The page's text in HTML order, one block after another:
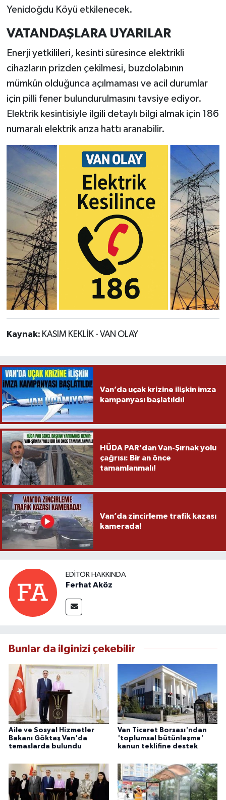
Yenidoğdu Köyü etkilenecek.
VATANDAŞLARA UYARILAR
Enerji yetkilileri, kesinti süresince elektrikli
cihazların prizden çekilmesi, buzdolabının
mümkün olduğunca açılmaması ve acil durumlar
için pilli fener bulundurulmasını tavsiye ediyor.
Elektrik kesintisiyle ilgili detaylı bilgi almak için 186
numaralı elektrik arıza hattı aranabilir.
Kaynak: KASIM KEKLİK - VAN OLAY
Van’da uçak krizine ilişkin imza
kampanyası başlatıldı!
HÜDA PAR’dan Van-Şırnak yolu
çağrısı: Bir an önce
tamamlanmalı!
Van’da zincirleme trafik kazası
kamerada!
EDITÖR HAKKINDA
Ferhat Aköz
Bunlar da ilginizi çekebilir
Aile ve Sosyal Hizmetler
Bakanı Göktaş Van'da
temaslarda bulundu
Van Ticaret Borsası'ndan
'toplumsal bütünleşme'
kanun teklifine destek